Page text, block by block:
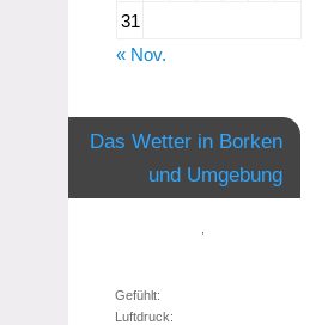
31
« Nov.
Das Wetter in Borken
und Umgebung
Gefühlt:
Luftdruck: